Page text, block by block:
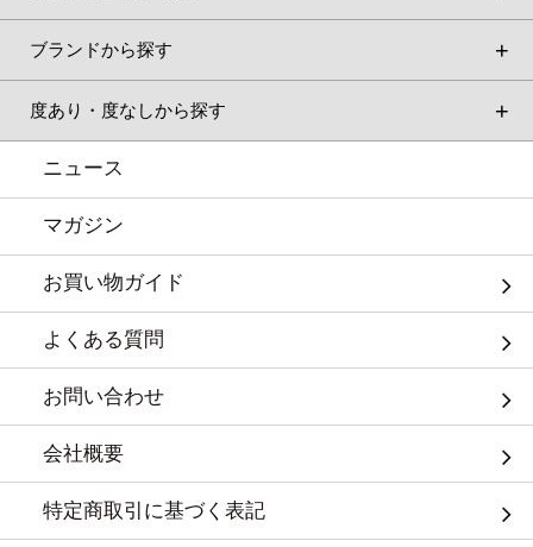
ブランドから探す
度あり・度なしから探す
ニュース
マガジン
お買い物ガイド
よくある質問
お問い合わせ
会社概要
特定商取引に基づく表記